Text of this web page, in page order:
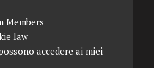
Members
law
accedere ai miei